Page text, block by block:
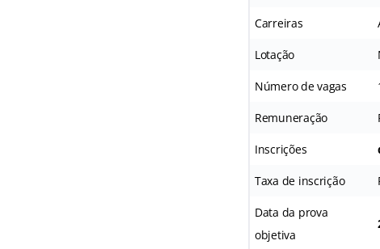
Carreiras
Lotação
Número de vagas
Remuneração
Inscrições
Taxa de inscrição
Data da prova
objetiva